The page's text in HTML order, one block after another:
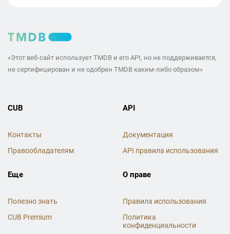
«Этот веб-сайт использует TMDB и его API, но не поддерживается,
не сертифицирован и не одобрен TMDB каким-либо образом»
CUB
Контакты
Правообладателям
API
Документация
API правила использования
Еще
Полезно знать
CUB Premium
О праве
Правила использования
Политика
конфиденциальности